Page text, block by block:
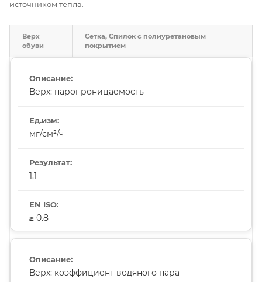
источником тепла.
Верх
обуви
Сетка, Спилок с полиуретановым
покрытием
Верх: паропроницаемость
мг/см²/ч
1.1
≥ 0.8
Верх: коэффициент водяного пара